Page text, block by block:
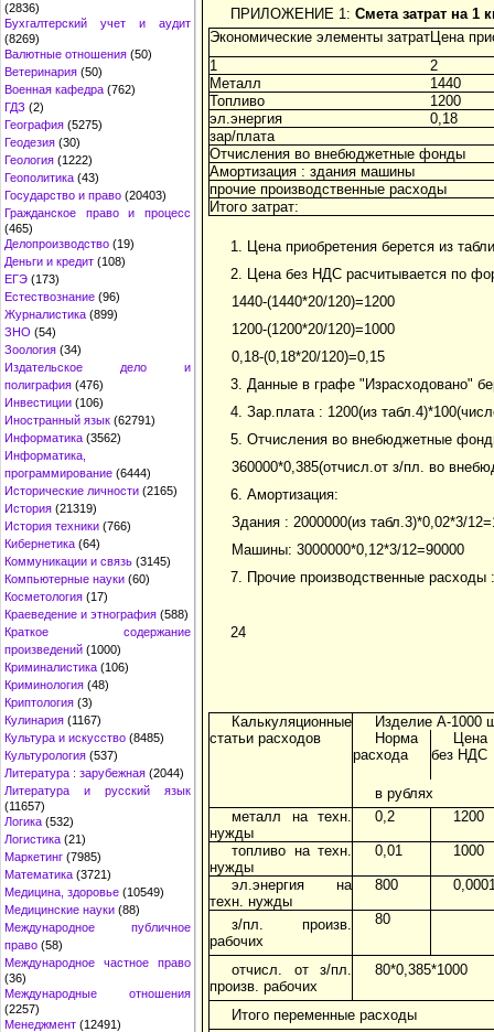
(2836)
Бухгалтерский учет и аудит
(8269)
Валютные отношения (50)
Ветеринария (50)
Военная кафедра (762)
ГДЗ (2)
География (5275)
Геодезия (30)
Геология (1222)
Геополитика (43)
Государство и право (20403)
Гражданское право и процесс
(465)
Делопроизводство (19)
Деньги и кредит (108)
ЕГЭ (173)
Естествознание (96)
Журналистика (899)
ЗНО (54)
Зоология (34)
Издательское дело и
полиграфия (476)
Инвестиции (106)
Иностранный язык (62791)
Информатика (3562)
Информатика,
программирование (6444)
Исторические личности (2165)
История (21319)
История техники (766)
Кибернетика (64)
Коммуникации и связь (3145)
Компьютерные науки (60)
Косметология (17)
Краеведение и этнография (588)
Краткое содержание
произведений (1000)
Криминалистика (106)
Криминология (48)
Криптология (3)
Кулинария (1167)
Культура и искусство (8485)
Культурология (537)
Литература : зарубежная (2044)
Литература и русский язык
(11657)
Логика (532)
Логистика (21)
Маркетинг (7985)
Математика (3721)
Медицина, здоровье (10549)
Медицинские науки (88)
Международное публичное
право (58)
Международное частное право
(36)
Международные отношения
(2257)
Менеджмент (12491)
ПРИЛОЖЕНИЕ 1: Смета затрат на 1
Экономические элементы затратЦена
1
2
Металл
1440
Топливо
1200
эл.энергия
0,18
зар/плата
Отчисления во внебюджетные фонды
Амортизация : здания машины
прочие производственные расходы
Итого затрат:
1. Цена приобретения берется из
2. Цена без НДС расчитывается по
1440-(1440*20/120)=1200
1200-(1200*20/120)=1000
0,18-(0,18*20/120)=0,15
3. Данные в графе "Израсходовано"
4. Зар.плата : 1200(из
5. Отчисления во внебюджетные
360000*0,385(отчисл.от з/пл. во
6. Амортизация:
Здания : 2000000(из табл.3)*0,02*3/
Машины: 3000000*0,12*3/12=90000
7. Прочие производственные расходы
24
Калькуляционные
статьи расходов
Изделие А-1000
Норма
расхода
Цена
без НДС
в рублях
металл на техн.
нужды
0,2 1200
топливо на техн.
нужды
0,01 1000
эл.энергия на
техн. нужды
800
з/пл. произв.
рабочих
80
отчисл. от з/пл.
произв. рабочих
80*0,385*1000
Итого переменные расходы